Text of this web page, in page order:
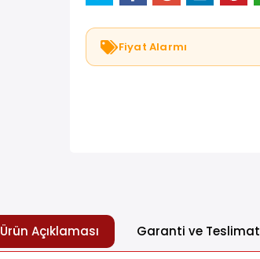
Fiyat Alarmı
Ürün Açıklaması Garanti ve Teslimat